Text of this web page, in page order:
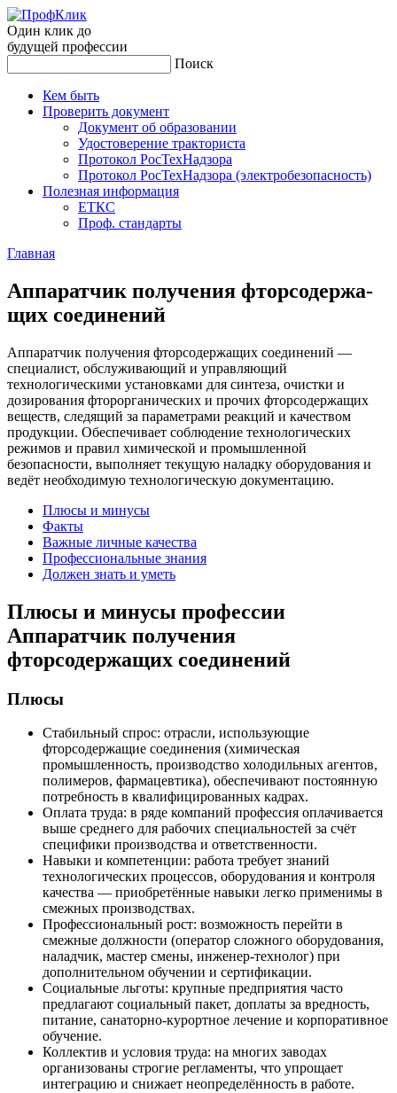
Один клик до
будущей профессии
Поиск
Кем быть
Проверить документ
Документ об образовании
Удостоверение тракториста
Протокол РосТехНадзора
Протокол РосТехНадзора (электробезопасность)
Полезная информация
ЕТКС
Проф. стандарты
Главная
Ап­па­рат­чик по­луче­ния фтор­со­дер­жа­
щих со­еди­нений
Аппаратчик получения фторсодержащих соединений —
специалист, обслуживающий и управляющий
технологическими установками для синтеза, очистки и
дозирования фторорганических и прочих фторсодержащих
веществ, следящий за параметрами реакций и качеством
продукции. Обеспечивает соблюдение технологических
режимов и правил химической и промышленной
безопасности, выполняет текущую наладку оборудования и
ведёт необходимую технологическую документацию.
Плюсы и минусы
Факты
Важные личные качества
Профессиональные знания
Должен знать и уметь
Плюсы и минусы профессии
Аппаратчик получения
фторсодержащих соединений
Плюсы
Стабильный спрос: отрасли, использующие
фторсодержащие соединения (химическая
промышленность, производство холодильных агентов,
полимеров, фармацевтика), обеспечивают постоянную
потребность в квалифицированных кадрах.
Оплата труда: в ряде компаний профессия оплачивается
выше среднего для рабочих специальностей за счёт
специфики производства и ответственности.
Навыки и компетенции: работа требует знаний
технологических процессов, оборудования и контроля
качества — приобретённые навыки легко применимы в
смежных производствах.
Профессиональный рост: возможность перейти в
смежные должности (оператор сложного оборудования,
наладчик, мастер смены, инженер-технолог) при
дополнительном обучении и сертификации.
Социальные льготы: крупные предприятия часто
предлагают социальный пакет, доплаты за вредность,
питание, санаторно-курортное лечение и корпоративное
обучение.
Коллектив и условия труда: на многих заводах
организованы строгие регламенты, что упрощает
интеграцию и снижает неопределённость в работе.